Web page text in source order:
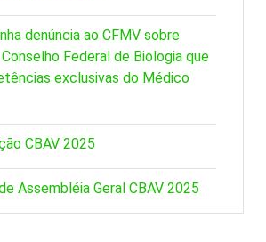
denúncia ao CFMV sobre
Federal de Biologia que
exclusivas do Médico
CBAV 2025
Assembléia Geral CBAV 2025